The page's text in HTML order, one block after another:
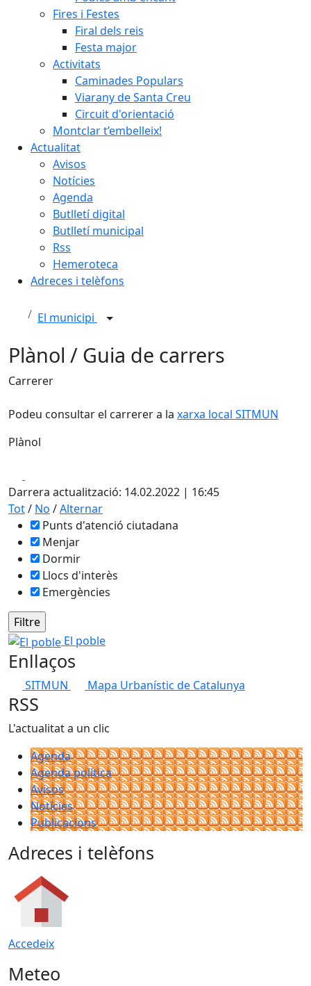
Fires i Festes
Firal dels reis
Festa major
Activitats
Caminades Populars
Viarany de Santa Creu
Circuit d'orientació
Montclar t’embelleix!
Actualitat
Avisos
Notícies
Agenda
Butlletí digital
Butlletí municipal
Rss
Hemeroteca
Adreces i telèfons
El municipi
Plànol / Guia de carrers
Carrerer
Podeu consultar el carrerer a la xarxa local SITMUN
Plànol
+
−
Darrera actualització: 14.02.2022 | 16:45
Tot/ No /Alternar
Punts d'atenció ciutadana
Menjar
Dormir
Llocs d'interès
Emergències
El poble El poble
Enllaços
SITMUN Mapa Urbanístic de Catalunya
RSS
L'actualitat a un clic
Agenda
Agenda política
Avisos
Notícies
Publicacions
Adreces i telèfons
Accedeix
Meteo